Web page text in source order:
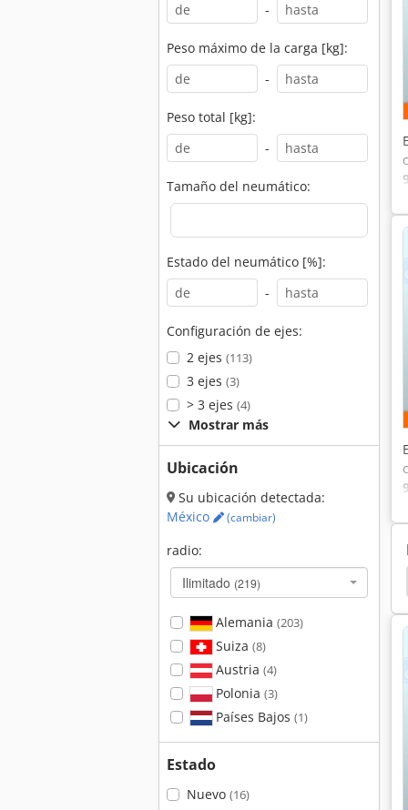
-
Peso máximo de la carga [kg]:
-
Peso total [kg]:
-
Tamaño del neumático:
Estado del neumático [%]:
-
Configuración de ejes:
2 ejes (113)
3 ejes (3)
> 3 ejes (4)
Mostrar más
Ubicación
Su ubicación detectada:
México
(cambiar)
radio:
Ilimitado (219)
Alemania (203)
Suiza (8)
Austria (4)
Polonia (3)
Países Bajos (1)
Estado
Nuevo (16)
9
9
Ford 1910 Ford 1700